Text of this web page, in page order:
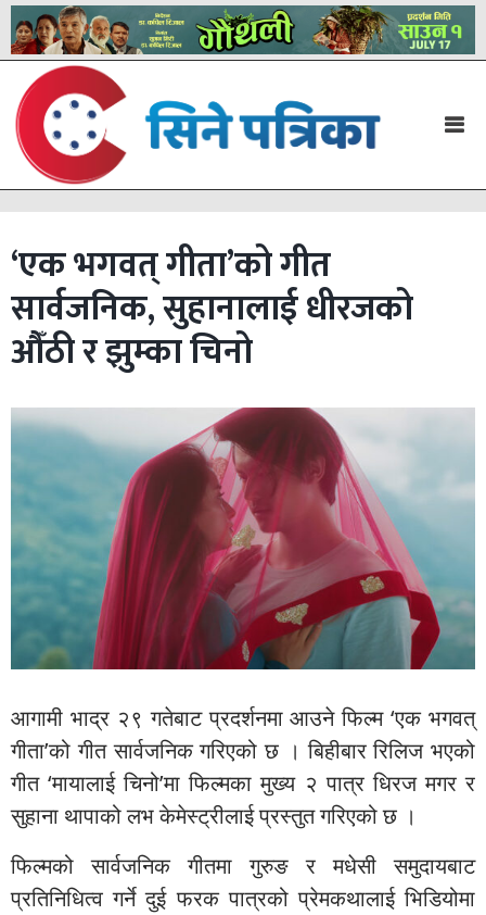
‘एक भगवत् गीता’को गीत
सार्वजनिक, सुहानालाई धीरजको
औँठी र झुम्का चिनो
आगामी भाद्र २९ गतेबाट प्रदर्शनमा आउने फिल्म ‘एक भगवत्
गीता’को गीत सार्वजनिक गरिएको छ । बिहीबार रिलिज भएको
गीत ‘मायालाई चिनो’मा फिल्मका मुख्य २ पात्र धिरज मगर र
सुहाना थापाको लभ केमेस्ट्रीलाई प्रस्तुत गरिएको छ ।
फिल्मको सार्वजनिक गीतमा गुरुङ र मधेसी समुदायबाट
प्रतिनिधित्व गर्ने दुई फरक पात्रको प्रेमकथालाई भिडियोमा